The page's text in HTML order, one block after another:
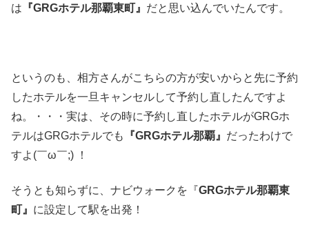
は 『GRGホテル那覇東町』 だと思い込んでいたんです。
というのも、相方さんがこちらの方が安いからと先に予約
したホテルを一旦キャンセルして予約し直したんですよ
ね。・・・実は、その時に予約し直したホテルがGRGホ
テルはGRGホテルでも
『GRGホテル那覇』 だったわけで
すよ(￣ω￣;) ！
そうとも知らずに、ナビウォークを『GRGホテル那覇東
町』 に設定して駅を出発！